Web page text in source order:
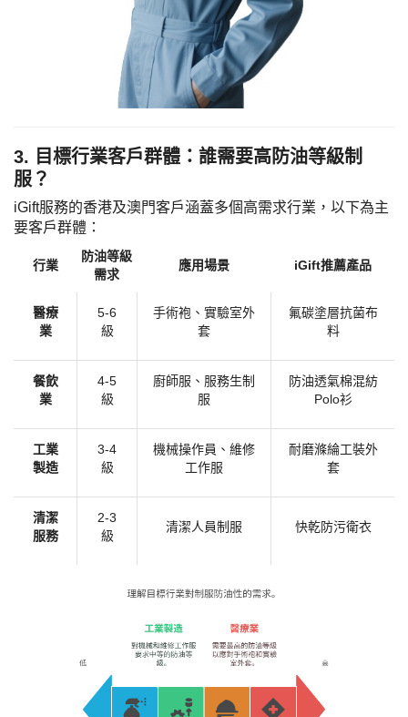
​3. 目標行業客戶群體：誰需要高防油等級制
服？​
iGift服務的香港及澳門客戶涵蓋多個高需求行業，以下為主
要客戶群體：
行業
防油等級
需求
應用場景 iGift推薦產品
​醫療
業​
5-6
級
手術袍、實驗室外
套
氟碳塗層抗菌布
料
​餐飲
業​
4-5
級
廚師服、服務生制
服
防油透氣棉混紡
Polo衫
​工業
製造​
3-4
級
機械操作員、維修
工作服
耐磨滌綸工裝外
套
​清潔
服務​
2-3
級
清潔人員制服 快乾防污衛衣